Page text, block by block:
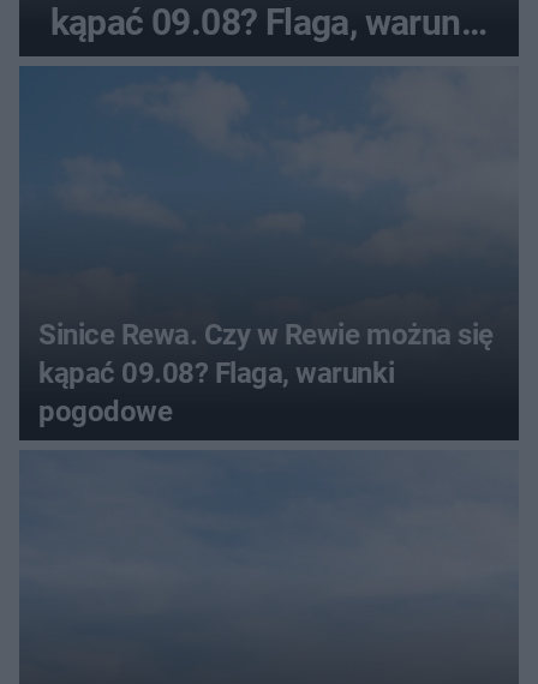
kąpać 09.08? Flaga, warunki
pogodowe
Sinice Rewa. Czy w Rewie można się
kąpać 09.08? Flaga, warunki
pogodowe